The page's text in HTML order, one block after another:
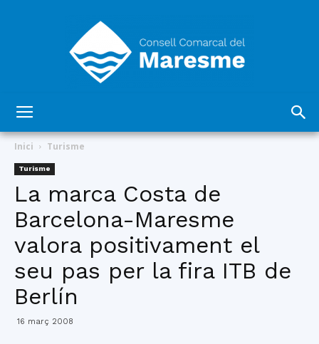
Comarcal
del
Inici Turisme
Turisme
La marca Costa de
Barcelona-Maresme
valora positivament el
seu pas per la fira ITB de
Berlín
16 març 2008